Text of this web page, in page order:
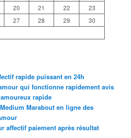
20 21 22
23
27 28 29
30
rapide puissant en 24h
qui fonctionne rapidement avis
rapide
Marabout en ligne des
affectif paiement après résultat